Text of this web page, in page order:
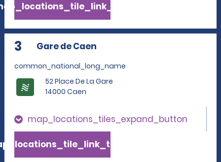
3 Gare de Caen
common_national_long_name
52 Place De La Gare
14000 Caen
map_locations_tiles_expand_button